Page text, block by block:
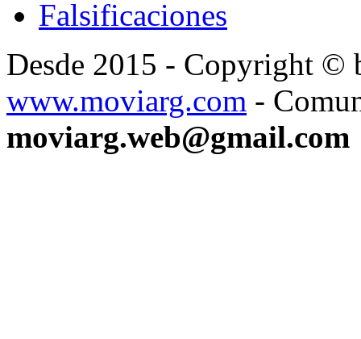
Falsificaciones
Desde 2015 - Copyright ©
www.moviarg.com -
moviarg.web@gmail.com